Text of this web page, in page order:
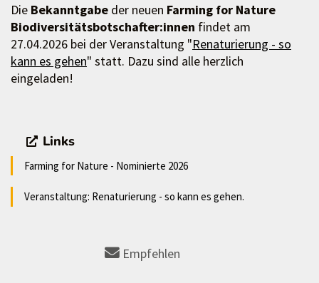
Die Bekanntgabe der neuen Farming for Nature
Biodiversitätsbotschafter:innen findet am
27.04.2026 bei der Veranstaltung "Renaturierung - so
kann es gehen" statt. Dazu sind alle herzlich
eingeladen!
Links
Farming for Nature - Nominierte 2026
Veranstaltung: Renaturierung - so kann es gehen.
Empfehlen